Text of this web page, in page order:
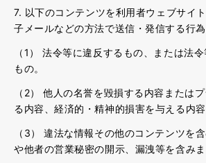
7. 以下のコンテンツを利用者ウェブサイ
子メールなどの方法で送信・発信する行為
（1） 法令等に違反するもの、または法
もの。
（2） 他人の名誉を毀損する内容または
る内容、経済的・精神的損害を与える内容
（3） 違法な情報その他のコンテンツを
や他者の営業秘密の開示、漏洩等を含みま